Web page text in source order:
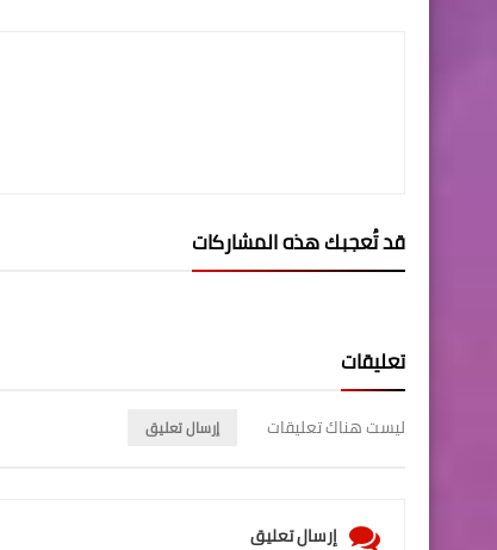
قد تُعجبك هذه المشاركات
تعليقات
ليست هناك تعليقات إرسال تعليق
إرسال تعليق